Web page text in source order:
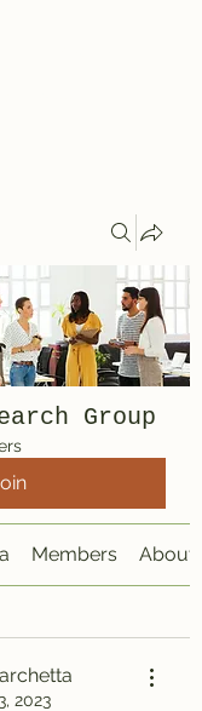
Group
Members About
2023